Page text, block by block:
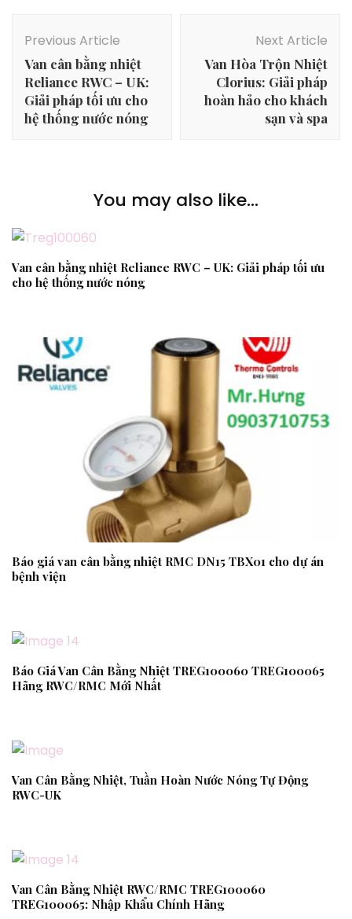
Navigation
Previous Article
Van cân bằng nhiệt
Reliance RWC – UK:
Giải pháp tối ưu cho
hệ thống nước nóng
Next Article
Van Hòa Trộn Nhiệt
Clorius: Giải pháp
hoàn hảo cho khách
sạn và spa
You may also like...
Van cân bằng nhiệt Reliance RWC – UK: Giải pháp tối ưu
cho hệ thống nước nóng
Báo giá van cân bằng nhiệt RMC DN15 TBX01 cho dự án
bệnh viện
Báo Giá Van Cân Bằng Nhiệt TREG100060 TREG100065
Hãng RWC/RMC Mới Nhất
Van Cân Bằng Nhiệt, Tuần Hoàn Nước Nóng Tự Động
RWC-UK
Van Cân Bằng Nhiệt RWC/RMC TREG100060
TREG100065: Nhập Khẩu Chính Hãng